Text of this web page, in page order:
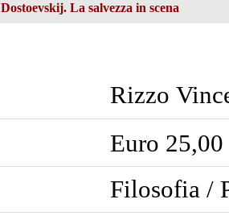
Dostoevskij. La salvezza in scena
Rizzo
Euro 25,00
Filosofia /